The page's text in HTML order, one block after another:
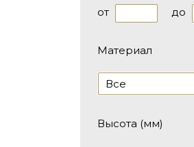
до
от
Материал
Все
Высота (мм)